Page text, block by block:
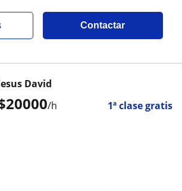
Contactar
20000/h 1ª clase gratis
David